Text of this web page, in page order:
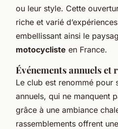
ou leur style. Cette
riche et varié
embellissant ainsi le
motocycliste en France.
Événements annuels et
Le club est renommé pour
annuels, qui ne manquent
grâce à une ambiance
rassemblements offrent